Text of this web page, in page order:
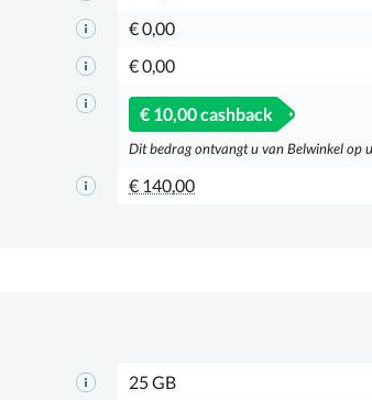
€ 0,00
€ 0,00
€ 10,00 cashback
Dit bedrag ontvangt u van Belwinkel op
€ 140,00
25 GB